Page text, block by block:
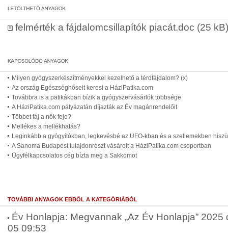
felmérték a fájdalomcsillapítók piacát.doc (25 kB)
Milyen gyógyszerkészítményekkel kezelhető a térdfájdalom? (x)
Az ország Egészséghőseit keresi a HáziPatika.com
Továbbra is a patikákban bízik a gyógyszervásárlók többsége
A HáziPatika.com pályázatán díjazták az Év magánrendelőit
Többet fáj a nők feje?
Mellékes a mellékhatás?
Leginkább a gyógyítókban, legkevésbé az UFO-kban és a szellemekben
A Sanoma Budapest tulajdonrészt vásárolt a HáziPatika.com csoportban
Ügyfélkapcsolatos cég bízta meg a Sakkomot
TOVÁBBI ANYAGOK EBBŐL A KATEGÓRIÁBÓL
Év Honlapja: Megvannak „Az Év Honlapja”
05 09:53